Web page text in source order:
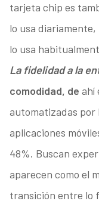
tarjeta chip es
lo usa
lo usa
La fidelidad a la
comodidad, de ahí
automatizadas por
aplicaciones
48%. Buscan
aparecen como el
transición entre lo